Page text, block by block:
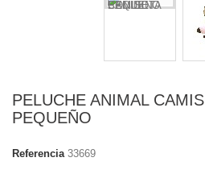
PELUCHE ANIMAL
PEQUEÑO
Referencia 33669